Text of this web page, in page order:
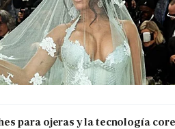
para ojeras y la tecnología